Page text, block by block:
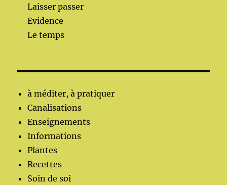
Laisser passer
Evidence
Le temps
à méditer, à pratiquer
Canalisations
Enseignements
Informations
Plantes
Recettes
Soin de soi